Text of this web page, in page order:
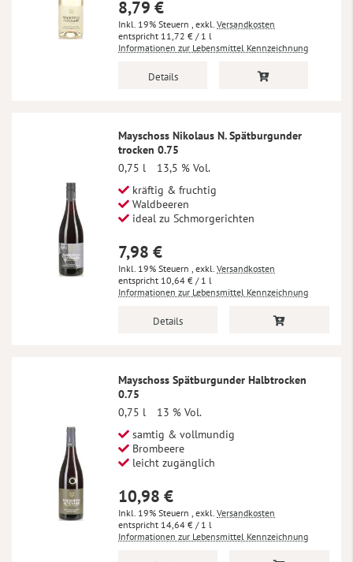
8,79 €
Inkl. 19% Steuern , exkl. Versandkosten
11,72 € / 1 l
Informationen zur Lebensmittel Kennzeichnung
Details
Mayschoss Nikolaus N. Spätburgunder
trocken 0.75
0,75 l
13,5 % Vol.
kräftig & fruchtig
Waldbeeren
ideal zu Schmorgerichten
7,98 €
Inkl. 19% Steuern , exkl. Versandkosten
10,64 € / 1 l
Informationen zur Lebensmittel Kennzeichnung
Details
Mayschoss Spätburgunder Halbtrocken
0.75
0,75 l
13 % Vol.
samtig & vollmundig
Brombeere
leicht zugänglich
10,98 €
Inkl. 19% Steuern , exkl. Versandkosten
14,64 € / 1 l
Informationen zur Lebensmittel Kennzeichnung